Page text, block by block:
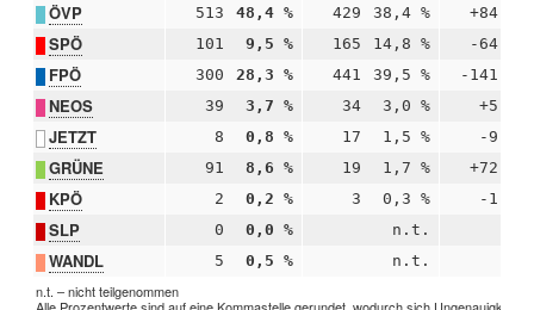
ÖVP 513 48,4 % 429 38,4 % +84
SPÖ 101 9,5 % 165 14,8 % -64
FPÖ 300 28,3 % 441 39,5 % -141
NEOS 39 3,7 % 34 3,0 % +5
JETZT 8 0,8 % 17 1,5 % -9
GRÜNE 91 8,6 % 19 1,7 % +72
KPÖ 2 0,2 % 3 0,3 % -1
SLP 0 0,0 % n.t.
WANDL 5 0,5 % n.t.
n.t. – nicht teilgenommen